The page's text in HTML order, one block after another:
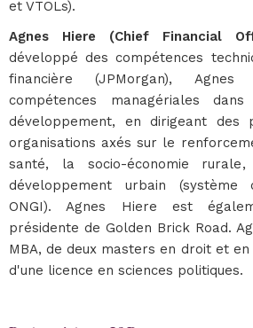
et VTOLs).
Agnes Hiere (Chief Financial
développé des compétences
financière (JPMorgan),
compétences managériales
développement, en dirigeant des
organisations axés sur le
santé, la socio-économie
développement urbain (système
ONGI). Agnes Hiere est
présidente de Golden Brick Road.
MBA, de deux masters en droit et
d'une licence en sciences politiques.